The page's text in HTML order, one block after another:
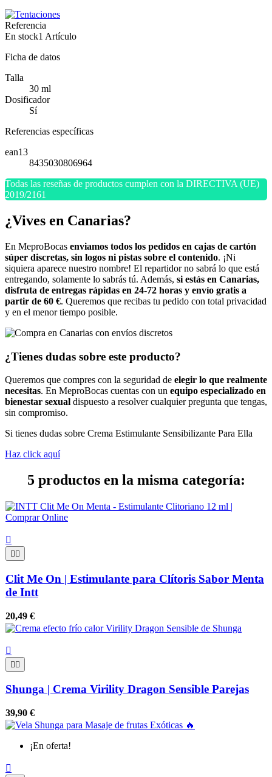
Referencia
En stock1 Artículo
Ficha de datos
Talla
30 ml
Dosificador
Sí
Referencias específicas
ean13
8435030806964
Todas las reseñas de productos cumplen con la DIRECTIVA (UE)
2019/2161
¿Vives en Canarias?
En MeproBocas enviamos todos los pedidos en cajas de cartón
súper discretas, sin logos ni pistas sobre el contenido. ¡Ni
siquiera aparece nuestro nombre! El repartidor no sabrá lo que está
entregando, solamente lo sabrás tú. Además, si estás en Canarias,
disfruta de entregas rápidas en 24-72 horas y envío gratis a
partir de 60 €. Queremos que recibas tu pedido con total privacidad
y en el menor tiempo posible.
¿Tienes dudas sobre este producto?
Queremos que compres con la seguridad de elegir lo que realmente
necesitas. En MeproBocas cuentas con un equipo especializado en
bienestar sexual dispuesto a resolver cualquier pregunta que tengas,
sin compromiso.
Si tienes dudas sobre Crema Estimulante Sensibilizante Para Ella
Haz click aquí
5 productos en la misma categoría:

 
Clit Me On | Estimulante para Clítoris Sabor Menta
de Intt
20,49 €


Shunga | Crema Virility Dragon Sensible Parejas
39,90 €
¡En oferta!
